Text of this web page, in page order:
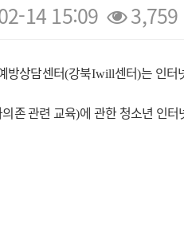
14 15:09 3,759
방상담센터(강북Iwill센터)는 인터
존 관련 교육)에 관한 청소년 인터